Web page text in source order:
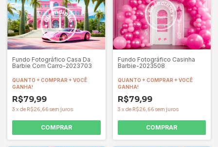
Fundo Fotográfico Casa Da
Barbie Com Carro-2023703
QUANTO + COMPRAR + VOCÊ
GANHA!
R$79,99
3 x de R$26,66 sem juros
COMPRAR
Fundo Fotográfico Casinha
Barbie-2023508
QUANTO + COMPRAR + VOCÊ
GANHA!
R$79,99
3 x de R$26,66 sem juros
COMPRAR